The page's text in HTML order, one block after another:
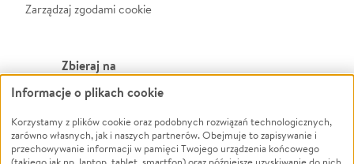
Zarządzaj zgodami cookie
Zbieraj na
Leczenie
Zwierzęta
Pożar
Powódź
Wichura
Informacje o plikach cookie
Korzystamy z plików cookie oraz podobnych rozwiązań technologicznych,
zarówno własnych, jak i naszych partnerów. Obejmuje to zapisywanie i
przechowywanie informacji w pamięci Twojego urządzenia końcowego